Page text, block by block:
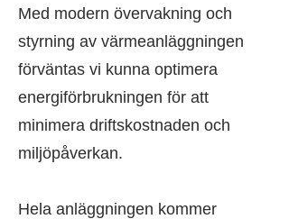
Med modern övervakning och
styrning av värmeanläggningen
förväntas vi kunna optimera
energiförbrukningen för att
minimera driftskostnaden och
miljöpåverkan.
Hela anläggningen kommer